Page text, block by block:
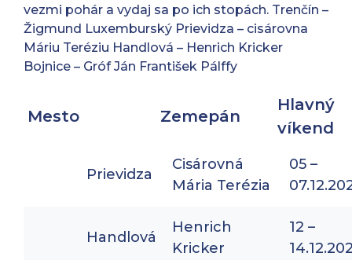
vezmi pohár a vydaj sa po ich stopách. Trenčín –
Žigmund Luxemburský Prievidza – cisárovna
Máriu Teréziu Handlová – Henrich Kricker
Bojnice – Gróf Ján František Pálffy
Mesto Zemepán
Hlavný
víkend
Prievidza
Cisárovná
Mária Terézia
05 –
Handlová
Henrich
Kricker
12 –